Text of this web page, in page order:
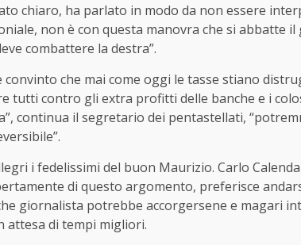
chiaro, ha parlato in modo da non essere
non è con questa manovra che si abbatte
combattere la destra”.
convinto che mai come oggi le tasse stiano
tutti contro gli extra profitti delle banche e i
continua il segretario dei pentastellati,
i fedelissimi del buon Maurizio. Carlo
di questo argomento, preferisce
giornalista potrebbe accorgersene e magari
attesa di tempi migliori.